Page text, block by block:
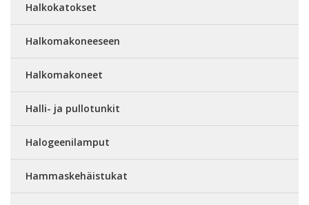
Halkokatokset
Halkomakoneeseen
Halkomakoneet
Halli- ja pullotunkit
Halogeenilamput
Hammaskehäistukat